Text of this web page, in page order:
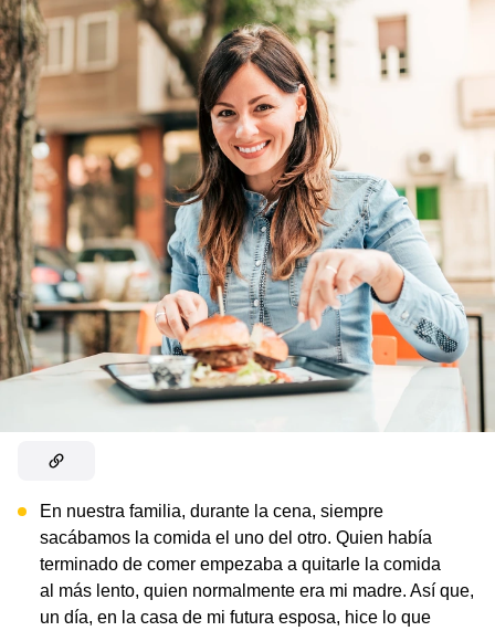
En nuestra familia, durante la cena, siempre
sacábamos la comida el uno del otro. Quien había
terminado de comer empezaba a quitarle la comida
al más lento, quien normalmente era mi madre. Así que,
un día, en la casa de mi futura esposa, hice lo que